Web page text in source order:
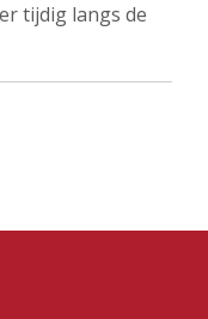
tijdig langs de